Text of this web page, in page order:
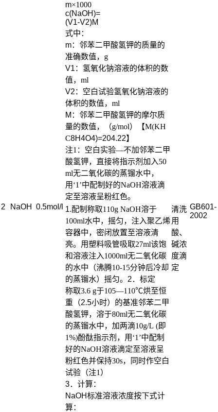
m×1000
c(NaOH)=
(V1-V2)M
式中：
m：邻苯二甲酸氢钾的质量的
准确数值， g
V1：氢氧化钠溶液的体积的数
值， ml
V2：空白试验氢氧化钠溶液的
体积的数值， ml
M ：邻苯二甲酸氢钾的摩尔质
量的数值，（g/mol）【M(KH
C8H4O4)=204.22】
注1 ：空白实验—不加邻苯二甲
酸氢钾，直接将指示剂加入50
ml无二氧化碳的蒸镏水中，
用‘1 ’中配制好的NaOH溶液滴
定至溶液呈粉红色。
2 NaOH 0.5mol/l 1.配制 称取110g NaOH溶于
100ml水中，摇匀，注入聚乙烯
容器中，密闭放置至溶液清
亮。用塑料吸管吸取27ml该饱
和溶液注入1000ml无二氧化碳
的水中（沸腾10-15分钟后冷却
的蒸镏水）摇匀。 2．标定
称取3.6 g于105—110℃烘至恒
重（2.5小时）的基准邻苯二甲
酸氢钾，溶于80ml无二氧化碳
的蒸镏水中，加两滴10g/L (即
1%)酚酞指示剂，用‘1 ’中配制
好的NaOH溶液滴定至溶液呈
粉红色并保持30s，同时作空白
试验（注1 ）
3．计算：
NaOH标准溶液浓度按下式计
算：
清洗
用
酸、
碱浓
度滴
定
GB601-
2002